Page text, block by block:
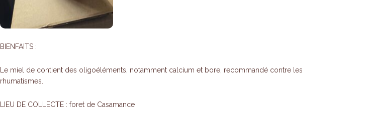
BIENFAITS :
Le miel de contient des oligoéléments, notamment calcium et bore, recommandé contre les
rhumatismes.
LIEU DE COLLECTE : foret de Casamance